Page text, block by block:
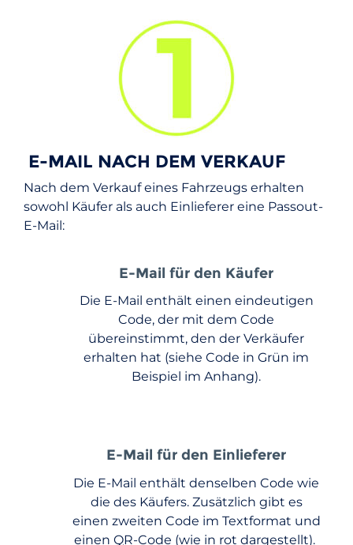
E-MAIL NACH DEM VERKAUF
Nach dem Verkauf eines Fahrzeugs erhalten
sowohl Käufer als auch Einlieferer eine Passout-
E-Mail:
E-Mail für den Käufer
Die E-Mail enthält einen eindeutigen
Code, der mit dem Code
übereinstimmt, den der Verkäufer
erhalten hat (siehe Code in Grün im
Beispiel im Anhang).
E-Mail für den Einlieferer
Die E-Mail enthält denselben Code wie
die des Käufers. Zusätzlich gibt es
einen zweiten Code im Textformat und
einen QR-Code (wie in rot dargestellt).